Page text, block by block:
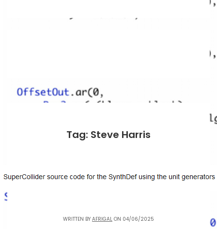
Tag: Steve Harris
WRITTEN BY AFRIGAL ON 04/06/2025